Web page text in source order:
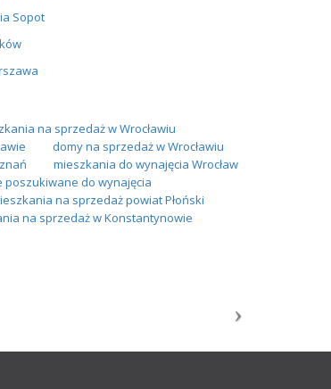
Sopot
na sprzedaż w Wrocławiu
domy na sprzedaż w Wrocławiu
mieszkania do wynajęcia Wrocław
poszukiwane do wynajęcia
na sprzedaż powiat Płoński
na sprzedaż w Konstantynowie